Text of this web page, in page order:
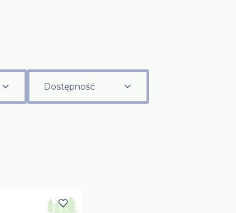
Dostępność